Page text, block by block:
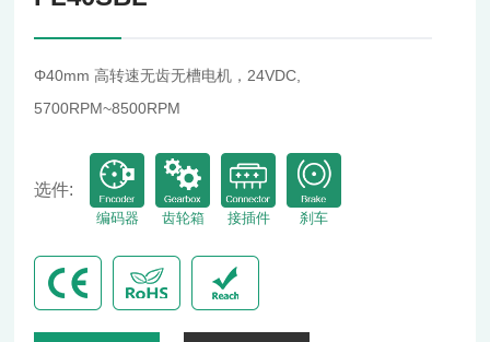
Φ40mm 高转速无齿无槽电机，24VDC,
5700RPM~8500RPM
选件:
编码器 齿轮箱 接插件 刹车